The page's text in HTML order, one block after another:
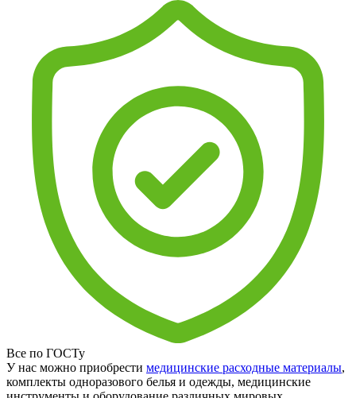
Все по ГОСТу
У нас можно приобрести медицинские расходные материалы,
комплекты одноразового белья и одежды, медицинские